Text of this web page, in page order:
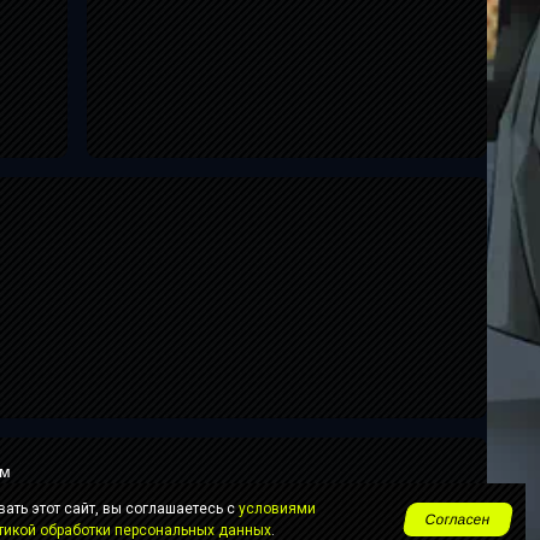
18+
этот сайт, вы соглашаетесь с условиями
обработки персональных данных.
Согласен